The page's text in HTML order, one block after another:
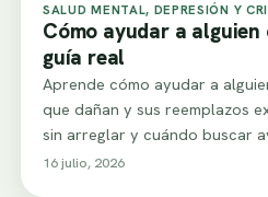
SALUD MENTAL, DEPRESIÓN Y
Cómo ayudar a alguien
guía real
Aprende cómo ayudar a
que dañan y sus reemplazos
sin arreglar y cuándo buscar
16 julio, 2026